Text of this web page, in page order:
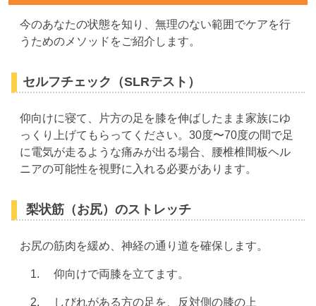
今のあなたの状態を知り、無理のない範囲でケアを行
うためのメソッドをご紹介します。
セルフチェック（SLRテスト）
仰向けに寝て、片方の足を膝を伸ばしたまま家族にゆ
っくり上げてもらってください。30度〜70度の間で足
に電気が走るような痛みが出る場合、腰椎椎間板ヘル
ニアの可能性を視野に入れる必要があります。
梨状筋（お尻）のストレッチ
お尻の筋肉を緩め、神経の通り道を確保します。
仰向けで両膝を立てます。
しびれがある方の足を、反対側の膝の上